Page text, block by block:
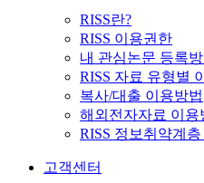
RISS란?
RISS 이용권한
내 관심논문 등록
RISS 자료 유형별
복사/대출 이용방법
해외전자자료 이용
RISS 정보취약계
고객센터